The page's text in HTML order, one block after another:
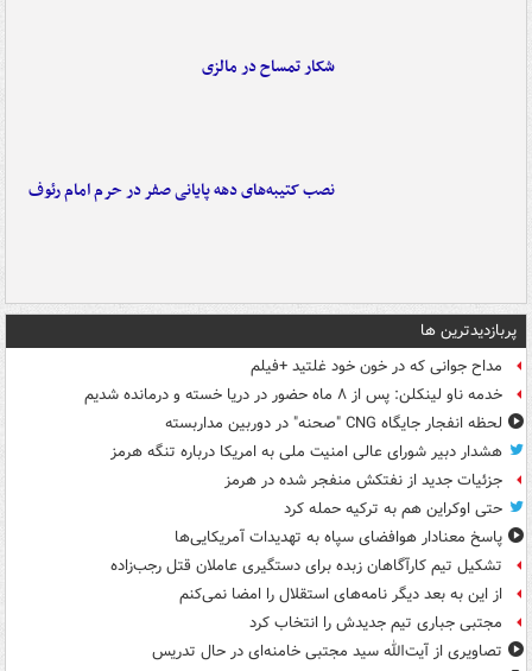
شکار تمساح در مالزی
نصب کتیبه‌های دهه پایانی صفر در حرم امام رئوف
پربازدیدترین ها
مداح جوانی که در خون خود غلتید +فیلم
خدمه ناو لینکلن: پس از ۸ ماه حضور در دریا خسته و درمانده‌ شدیم
لحظه انفجار جایگاه CNG "صحنه" در دوربین مداربسته
هشدار دبیر شورای عالی امنیت ملی به امریکا درباره تنگه هرمز
جزئیات جدید از نفتکش منفجر شده در هرمز
حتی اوکراین هم به ترکیه حمله کرد
پاسخ معنادار هوافضای سپاه به تهدیدات آمریکایی‌ها
تشکیل تیم کارآگاهان زبده برای دستگیری عاملان قتل رجب‌زاده
از این به بعد دیگر نامه‌های استقلال را امضا نمی‌کنم
مجتبی جباری تیم جدیدش را انتخاب کرد
تصاویری از آیت‌الله سید مجتبی خامنه‌ای در حال تدریس